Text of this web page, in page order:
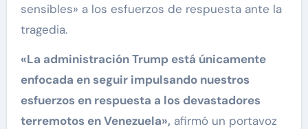
sensibles» a los esfuerzos de respuesta ante la
tragedia.
«La administración Trump está únicamente
enfocada en seguir impulsando nuestros
esfuerzos en respuesta a los devastadores
terremotos en Venezuela»,afirmó un portavoz